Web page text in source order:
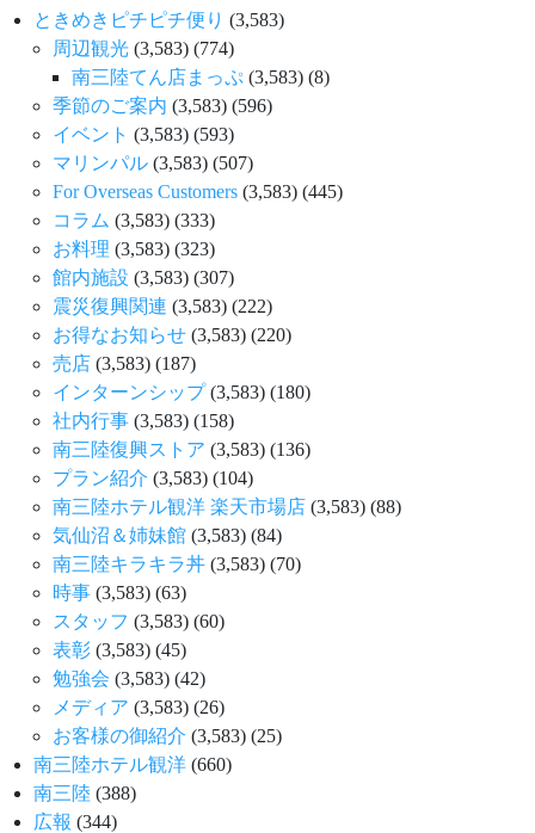
ときめきピチピチ便り (3,583)
周辺観光 (3,583) (774)
南三陸てん店まっぷ (3,583) (8)
季節のご案内 (3,583) (596)
イベント (3,583) (593)
マリンパル (3,583) (507)
For Overseas Customers (3,583) (445)
コラム (3,583) (333)
お料理 (3,583) (323)
館内施設 (3,583) (307)
震災復興関連 (3,583) (222)
お得なお知らせ (3,583) (220)
売店 (3,583) (187)
インターンシップ(3,583) (180)
社内行事 (3,583) (158)
南三陸復興ストア (3,583) (136)
プラン紹介 (3,583) (104)
南三陸ホテル観洋 楽天市場店 (3,583) (88)
気仙沼＆姉妹館 (3,583) (84)
南三陸キラキラ丼 (3,583) (70)
時事 (3,583) (63)
スタッフ (3,583) (60)
表彰 (3,583) (45)
勉強会 (3,583) (42)
メディア (3,583) (26)
お客様の御紹介 (3,583) (25)
南三陸ホテル観洋 (660)
南三陸 (388)
広報 (344)